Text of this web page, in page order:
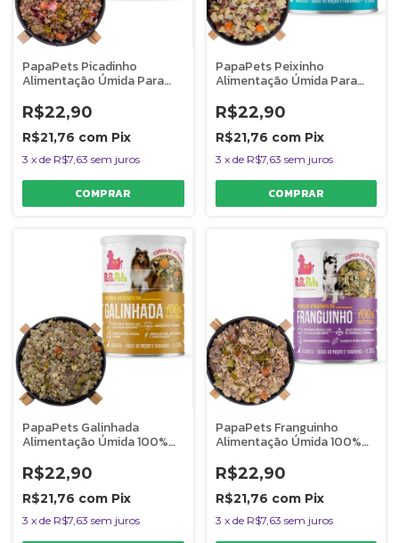
PapaPets Picadinho
Alimentação Úmida Para
R$22,90
R$21,76 com Pix
3 x de R$7,63 sem juros
PapaPets Peixinho
Alimentação Úmida Para
Monoproteica 280g
R$22,90
R$21,76 com Pix
3 x de R$7,63 sem juros
PapaPets Galinhada
Alimentação Úmida 100%
Monoproteica 280g
R$22,90
R$21,76 com Pix
3 x de R$7,63 sem juros
PapaPets Franguinho
Alimentação Úmida 100%
280g
R$22,90
R$21,76 com Pix
3 x de R$7,63 sem juros